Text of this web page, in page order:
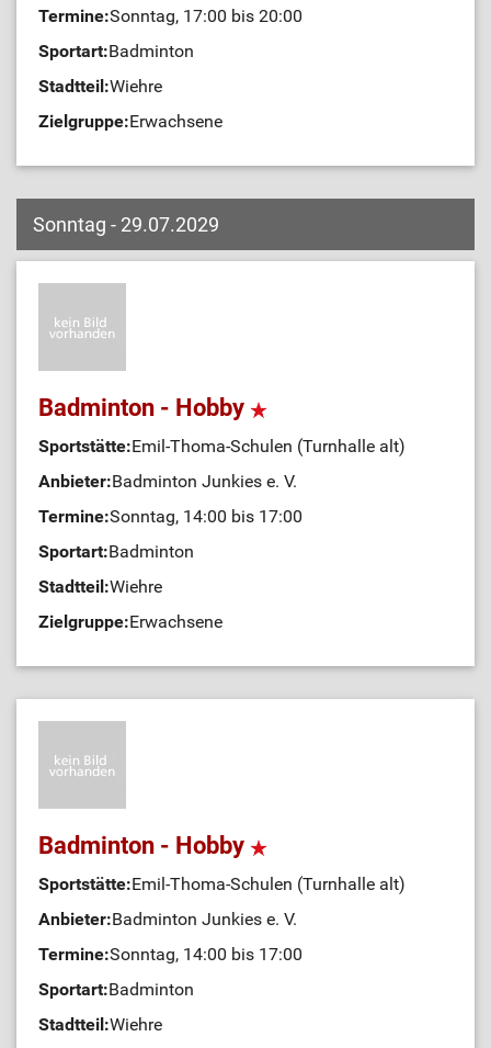
Termine:Sonntag, 17:00 bis 20:00
Sportart:Badminton
Stadtteil:Wiehre
Zielgruppe:Erwachsene
Sonntag - 29.07.2029
Badminton - Hobby
Sportstätte:Emil-Thoma-Schulen (Turnhalle alt)
Anbieter:Badminton Junkies e. V.
Termine:Sonntag, 14:00 bis 17:00
Sportart:Badminton
Stadtteil:Wiehre
Zielgruppe:Erwachsene
Badminton - Hobby
Sportstätte:Emil-Thoma-Schulen (Turnhalle alt)
Anbieter:Badminton Junkies e. V.
Termine:Sonntag, 14:00 bis 17:00
Sportart:Badminton
Stadtteil:Wiehre